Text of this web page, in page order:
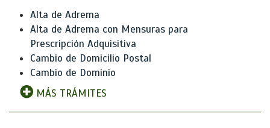
Alta de Adrema
Alta de Adrema con Mensuras para
Prescripción Adquisitiva
Cambio de Domicilio Postal
Cambio de Dominio
MÁS TRÁMITES